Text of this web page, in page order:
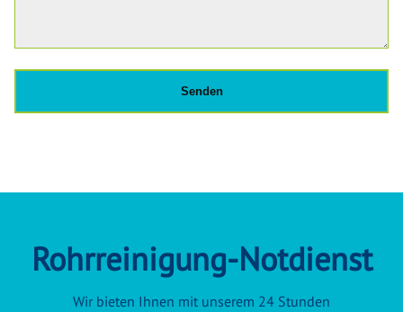
Rohrreinigung-Notdienst
Wir bieten Ihnen mit unserem 24 Stunden